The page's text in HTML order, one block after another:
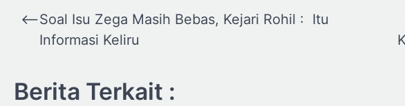
Navigasi
pos
⟵Soal Isu Zega Masih Bebas, Kejari Rohil : Itu
Informasi Keliru
Berita Terkait :